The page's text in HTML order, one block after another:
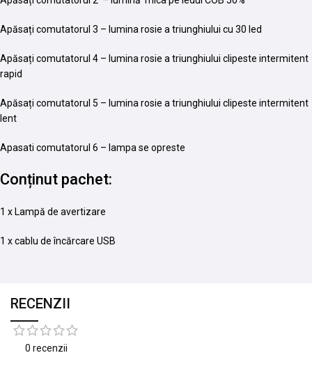
Apăsați comutatorul 3 – lumina rosie a triunghiului cu 30 led
Apăsați comutatorul 4 – lumina rosie a triunghiului clipeste intermitent
rapid
Apăsați comutatorul 5 – lumina rosie a triunghiului clipeste intermitent
lent
Apasati comutatorul 6 – lampa se opreste
Conținut pachet:
1 x Lampă de avertizare
1 x cablu de încărcare USB
RECENZII
0 recenzii